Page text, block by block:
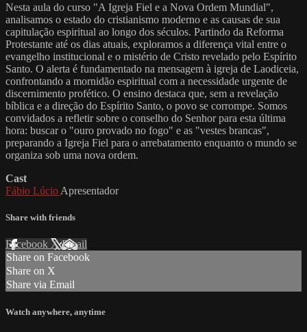
Nesta aula do curso "A Igreja Fiel e a Nova Ordem Mundial",
analisamos o estado do cristianismo moderno e as causas de sua
capitulação espiritual ao longo dos séculos. Partindo da Reforma
Protestante até os dias atuais, exploramos a diferença vital entre o
evangelho institucional e o mistério de Cristo revelado pelo Espírito
Santo. O alerta é fundamentado na mensagem à igreja de Laodiceia,
confrontando a mornidão espiritual com a necessidade urgente de
discernimento profético. O ensino destaca que, sem a revelação
bíblica e a direção do Espírito Santo, o povo se corrompe. Somos
convidados a refletir sobre o conselho do Senhor para esta última
hora: buscar o "ouro provado no fogo" e as "vestes brancas",
preparando a Igreja Fiel para o arrebatamento enquanto o mundo se
organiza sob uma nova ordem.
Cast
Fábio Lúcio Apresentador
Share with friends
Facebook XEmail
Share on Facebook
Share on X
Share via Email
Watch anywhere, anytime